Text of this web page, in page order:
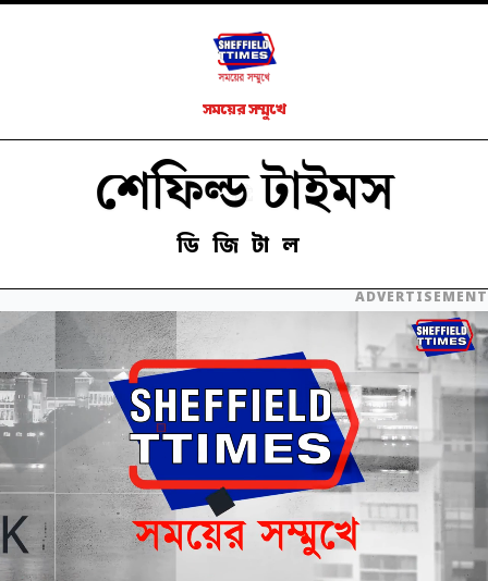
সময়ের সম্মুখে
শেফিল্ড টাইমস
ডিজিটাল
ADVERTISEMENT